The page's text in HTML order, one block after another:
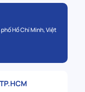
Hồ Chí Minh, Việt